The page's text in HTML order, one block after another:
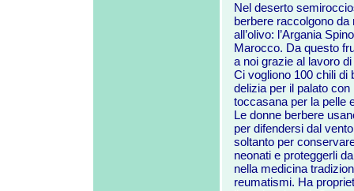
Nel deserto
berbere raccolgono da
all’olivo: l’Argania
Marocco. Da questo
a noi grazie al lavoro
Ci vogliono 100 chili di
delizia per il palato
toccasana per la pelle
Le donne berbere
per difendersi dal
soltanto per
neonati e proteggerli
nella medicina
reumatismi. Ha